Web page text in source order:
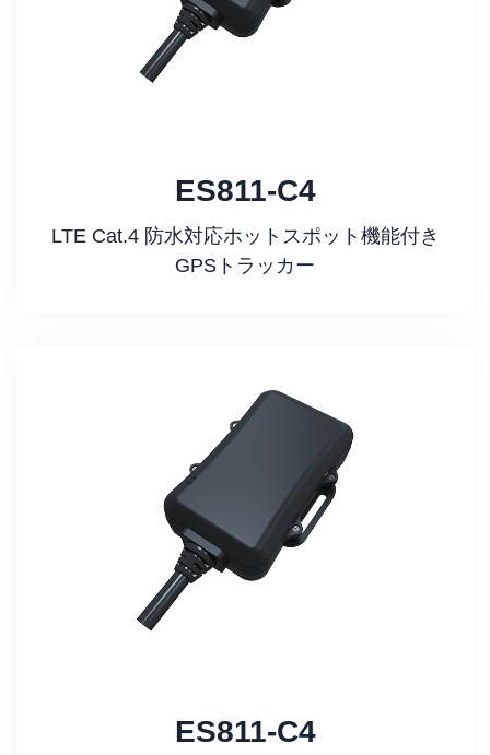
ES811-C4
LTE Cat.4 防水対応ホットスポット機能付き
GPSトラッカー
ES811-C4